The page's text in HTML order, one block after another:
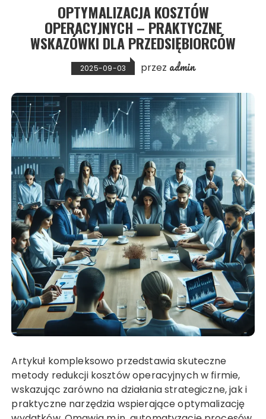
OPTYMALIZACJA KOSZTÓW
OPERACYJNYCH – PRAKTYCZNE
WSKAZÓWKI DLA PRZEDSIĘBIORCÓW
2025-09-03 przez admin
Artykuł kompleksowo przedstawia skuteczne
metody redukcji kosztów operacyjnych w firmie,
wskazując zarówno na działania strategiczne, jak i
praktyczne narzędzia wspierające optymalizację